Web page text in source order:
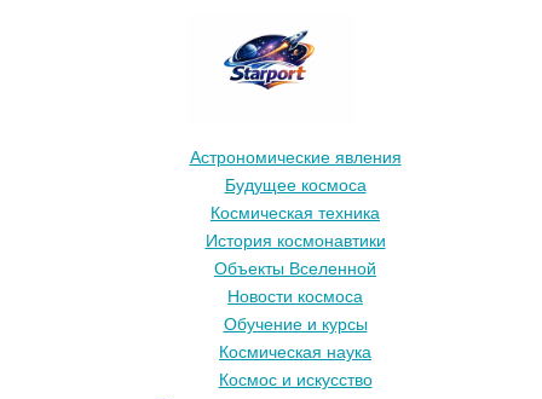
Астрономические явления
Будущее космоса
Космическая техника
История космонавтики
Объекты Вселенной
Новости космоса
Обучение и курсы
Космическая наука
Космос и искусство